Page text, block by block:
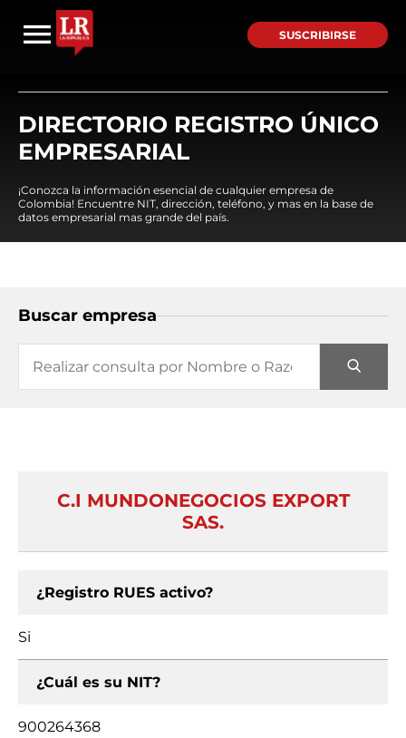
SUSCRIBIRSE
DIRECTORIO REGISTRO ÚNICO
EMPRESARIAL
¡Conozca la información esencial de cualquier empresa de
Colombia! Encuentre NIT, dirección, teléfono, y mas en la base de
datos empresarial mas grande del país.
Buscar empresa
C.I MUNDONEGOCIOS EXPORT
SAS.
¿Registro RUES activo?
Si
¿Cuál es su NIT?
900264368